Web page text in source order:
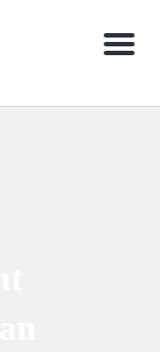
Menu